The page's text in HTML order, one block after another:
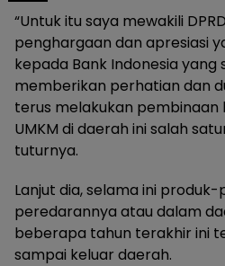
“Untuk itu saya mewakili
penghargaan dan apresiasi
kepada Bank Indonesia yang
memberikan perhatian dan
terus melakukan pembinaan
UMKM di daerah ini salah
tuturnya.
Lanjut dia, selama ini
peredarannya atau dalam
beberapa tahun terakhir ini
sampai keluar daerah.